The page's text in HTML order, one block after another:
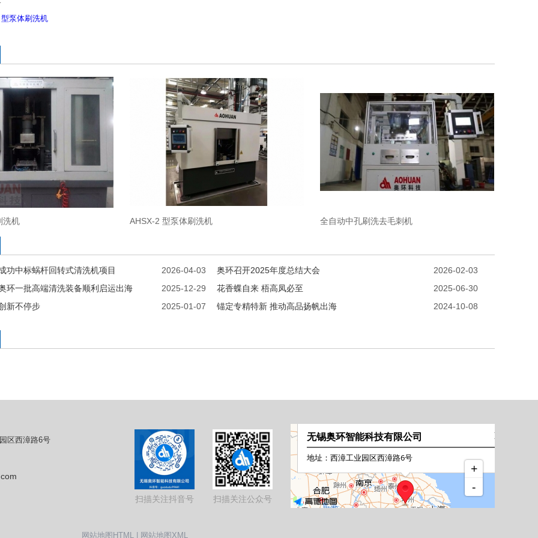
泵体刷洗机
洗机 AHSX-2 型泵体刷洗机 全自动中孔刷洗去毛刺机
功中标蜗杆回转式清洗机项目 2026-04-03 奥环召开2025年度总结大会
2026-02-03
环一批高端清洗装备顺利启运出海
2025-12-29 花香蝶自来 梧高凤必至
2025-06-30
新不停步
2025-01-07 锚定专精特新 推动高品扬帆出海 2024-10-08
区西漳路6号
扫描关注抖音号 扫描关注公众号
网站地图HTML| 网站地图XML